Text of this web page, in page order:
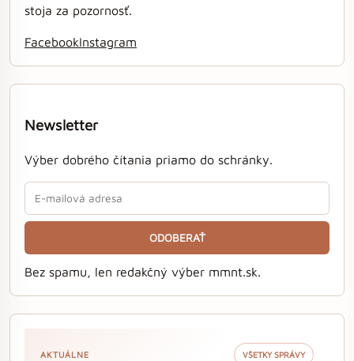
stoja za pozornosť.
FacebookInstagram
Newsletter
Výber dobrého čítania priamo do schránky.
ODOBERAŤ
Bez spamu, len redakčný výber mmnt.sk.
AKTUÁLNE VŠETKY SPRÁVY